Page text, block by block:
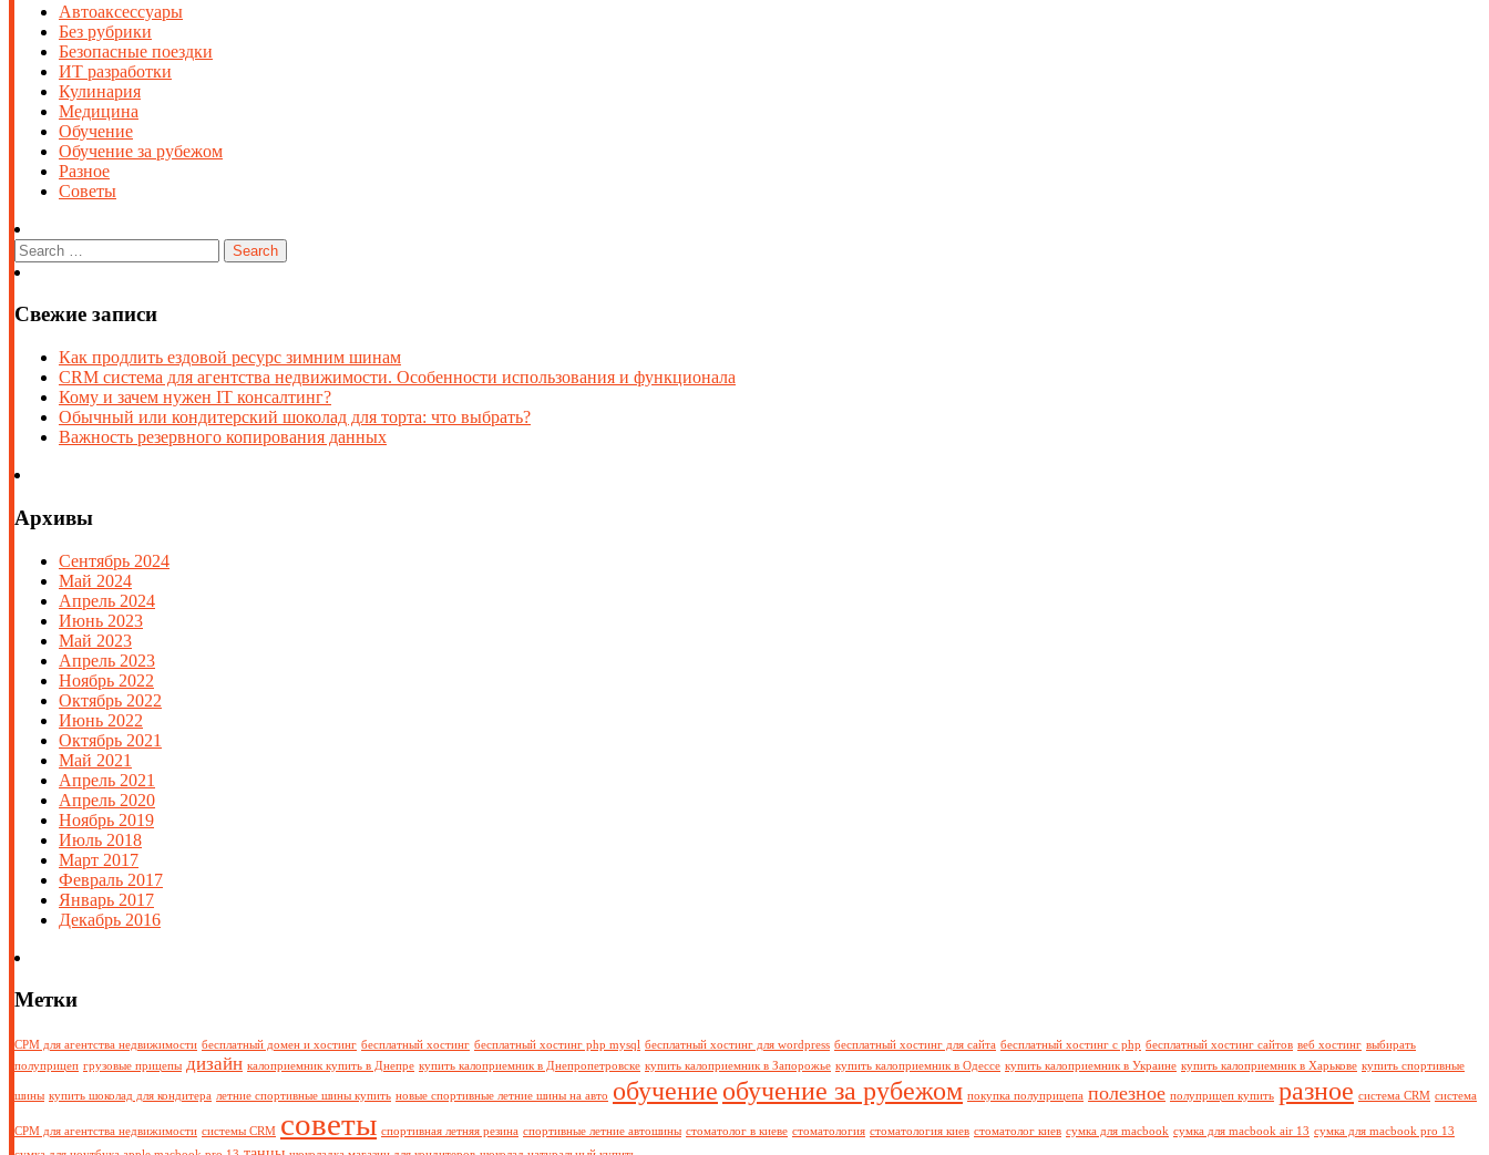
Автоаксессуары
Без рубрики
Безопасные поездки
ИТ разработки
Кулинария
Медицина
Обучение
Обучение за рубежом
Разное
Советы
Свежие записи
Как продлить ездовой ресурс зимним шинам
CRM система для агентства недвижимости. Особенности использования и функционала
Кому и зачем нужен IT консалтинг?
Обычный или кондитерский шоколад для торта: что выбрать?
Важность резервного копирования данных
Архивы
Сентябрь 2024
Май 2024
Апрель 2024
Июнь 2023
Май 2023
Апрель 2023
Ноябрь 2022
Октябрь 2022
Июнь 2022
Октябрь 2021
Май 2021
Апрель 2021
Апрель 2020
Ноябрь 2019
Июль 2018
Март 2017
Февраль 2017
Январь 2017
Декабрь 2016
Метки
СРМ для агентства недвижимости бесплатный домен и хостинг бесплатный хостинг бесплатный хостинг php mysql бесплатный хостинг для wordpress бесплатный хостинг для сайта бесплатный хостинг с php бесплатный хостинг сайтов веб хостинг выбирать
полуприцеп грузовые прицепы дизайн калоприемник купить в Днепре купить калоприемник в Днепропетровске купить калоприемник в Запорожье купить калоприемник в Одессе купить калоприемник в Украине купить калоприемник в Харькове купить спортивные
шины купить шоколад для кондитера летние спортивные шины купить новые спортивные летние шины на авто обучение обучение за рубежом покупка полуприцепа полезное полуприцеп купить разное система CRM система
СРМ для агентства недвижимости системы CRM советы спортивная летняя резина спортивные летние автошины стоматолог в киеве стоматология стоматология киев стоматолог киев сумка для macbook сумка для macbook air 13 сумка для macbook pro 13